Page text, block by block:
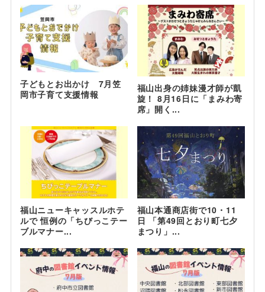
子どもとお出かけ 7月笠
岡市子育て支援情報
福山出身の姉妹漫才師が凱
旋！ 8月16日に「まみわ寄
席」開く...
福山ニューキャッスルホテ
ルで 恒例の「ちびっこテー
ブルマナー...
福山本通商店街で10・11
日 「第49回とおり町七夕
まつり」...